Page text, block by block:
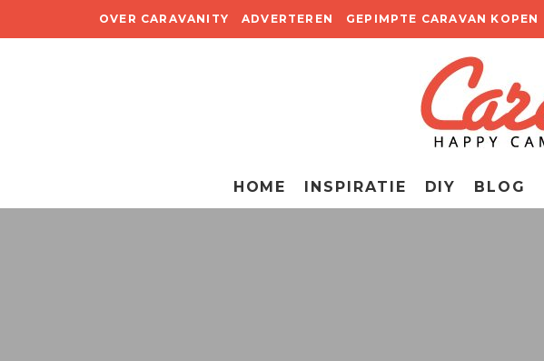
OVER CARAVANITY ADVERTEREN GEPIMPTE CARAVAN KOPEN
HOME INSPIRATIE DIY BLOG